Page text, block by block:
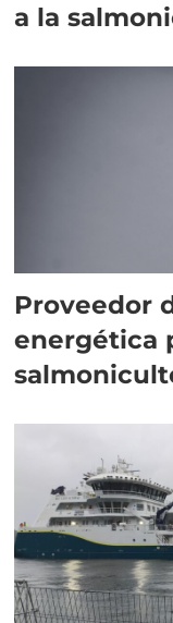
a la
Proveedor
energética